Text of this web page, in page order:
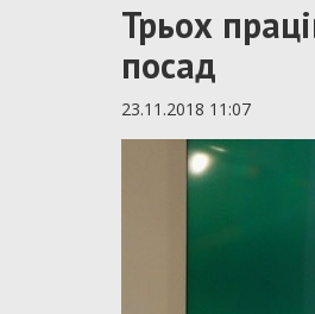
Трьох
посад
23.11.2018 11:07